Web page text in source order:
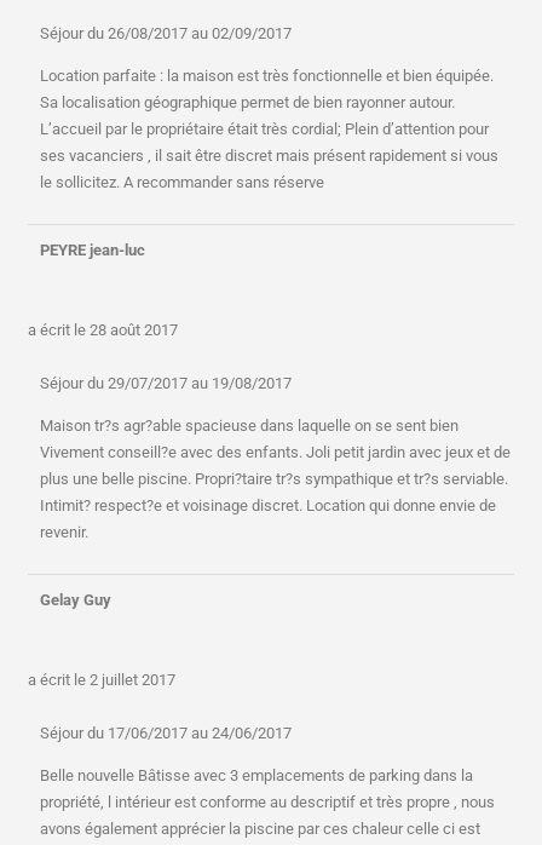
Séjour du 26/08/2017 au 02/09/2017
Location parfaite : la maison est très fonctionnelle et bien équipée.
Sa localisation géographique permet de bien rayonner autour.
L’accueil par le propriétaire était très cordial; Plein d’attention pour
ses vacanciers , il sait être discret mais présent rapidement si vous
le sollicitez. A recommander sans réserve
PEYRE jean-luc
a écrit le 28 août 2017
Séjour du 29/07/2017 au 19/08/2017
Maison tr?s agr?able spacieuse dans laquelle on se sent bien
Vivement conseill?e avec des enfants. Joli petit jardin avec jeux et de
plus une belle piscine. Propri?taire tr?s sympathique et tr?s serviable.
Intimit? respect?e et voisinage discret. Location qui donne envie de
revenir.
Gelay Guy
a écrit le 2 juillet 2017
Séjour du 17/06/2017 au 24/06/2017
Belle nouvelle Bâtisse avec 3 emplacements de parking dans la
propriété, l intérieur est conforme au descriptif et très propre , nous
avons également apprécier la piscine par ces chaleur celle ci est